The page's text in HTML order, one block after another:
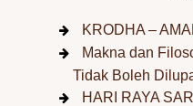
KRODHA –
Makna dan
Tidak Boleh
HARI RAYA